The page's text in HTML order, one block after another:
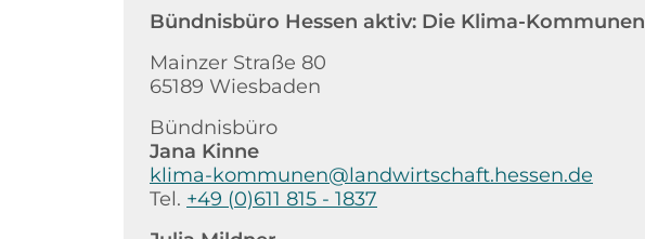
Bündnisbüro Hessen aktiv: Die Klima-Kommunen
Mainzer Straße 80
65189 Wiesbaden
Bündnisbüro
Jana Kinne
klima-kommunen@landwirtschaft.hessen.de
Tel. +49 (0)611 815 - 1837